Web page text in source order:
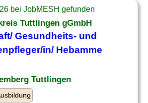
bei JobMESH gefunden
Tuttlingen gGmbH
Gesundheits- und
in/ Hebamme
Tuttlingen